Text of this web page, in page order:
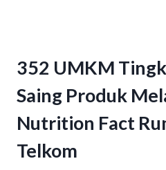
352 UMKM
Saing Produk
Nutrition Fact
Telkom